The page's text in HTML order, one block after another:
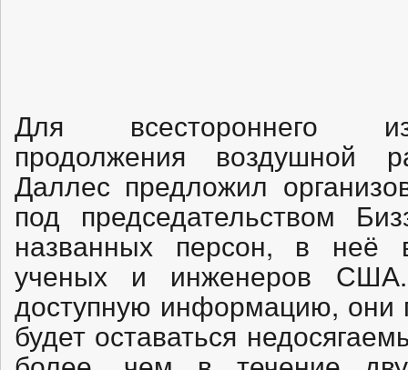
Для всестороннего
продолжения воздушной
Даллес предложил
под председательством
названных персон, в неё
ученых и инженеров
доступную информацию, они
будет оставаться